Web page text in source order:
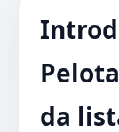
da